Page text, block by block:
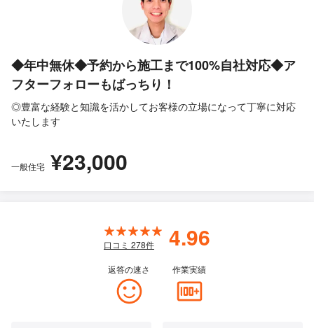
◆年中無休◆予約から施工まで100%自社対応◆ア
フターフォローもばっちり！
◎豊富な経験と知識を活かしてお客様の立場になって丁寧に対応
いたします
一般住宅 ¥23,000
口コミ 278件 4.96
返答の速さ 作業実績